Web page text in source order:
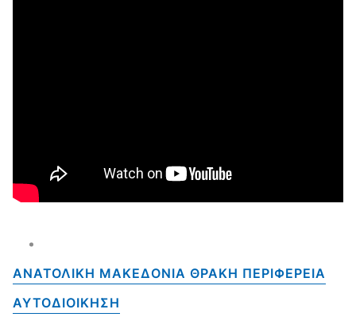
ΑΝΑΤΟΛΙΚΗ ΜΑΚΕΔΟΝΙΑ ΘΡΑΚΗ ΠΕΡΙΦΕΡΕΙΑ
ΑΥΤΟΔΙΟΙΚΗΣΗ